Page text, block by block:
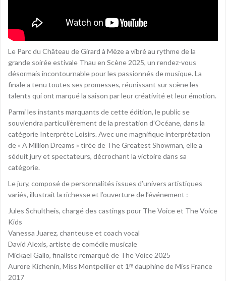
Le Parc du Château de Girard à Mèze a vibré au rythme de la
grande soirée estivale Thau en Scène 2025, un rendez-vous
désormais incontournable pour les passionnés de musique. La
finale a tenu toutes ses promesses, réunissant sur scène les
talents qui ont marqué la saison par leur créativité et leur émotion.
Parmi les instants marquants de cette édition, le public se
souviendra particulièrement de la prestation d’Océane, dans la
catégorie Interprète Loisirs. Avec une magnifique interprétation
de « A Million Dreams » tirée de The Greatest Showman, elle a
séduit jury et spectateurs, décrochant la victoire dans sa
catégorie.
Le jury, composé de personnalités issues d’univers artistiques
variés, illustrait la richesse et l’ouverture de l’événement :
Jules Schultheis, chargé des castings pour The Voice et The Voice
Kids
Vanessa Juarez, chanteuse et coach vocal
David Alexis, artiste de comédie musicale
Mickaël Gallo, finaliste remarqué de The Voice 2025
Aurore Kichenin, Miss Montpellier et 1ʳᵉ dauphine de Miss France
2017